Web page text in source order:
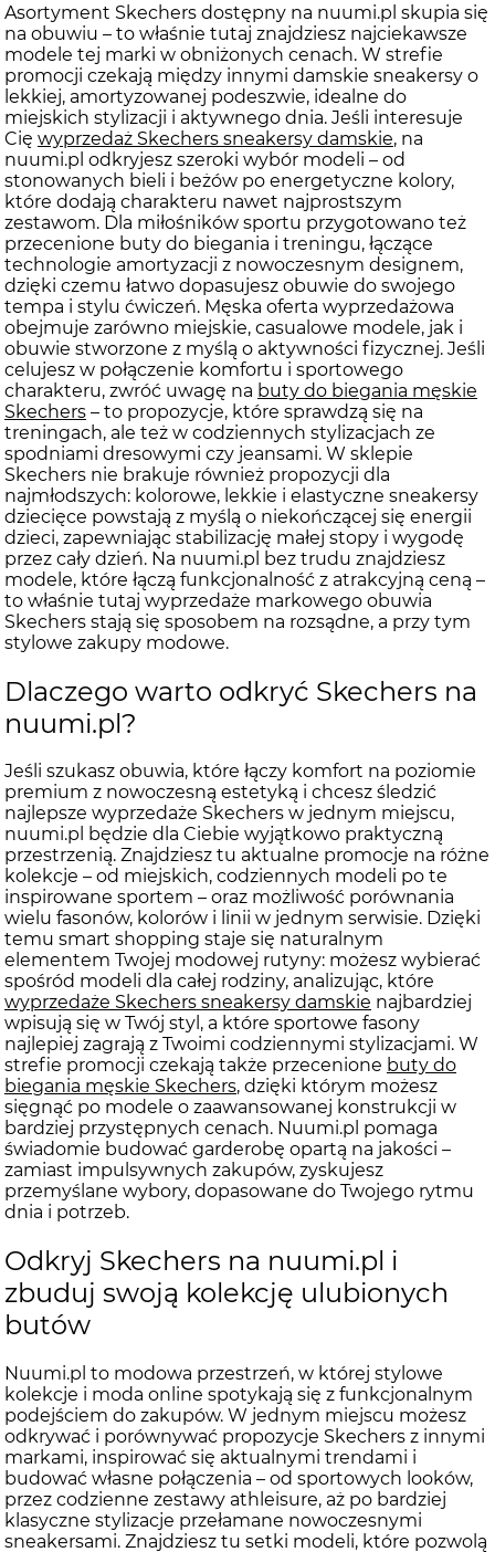
Asortyment Skechers dostępny na nuumi.pl skupia się
na obuwiu – to właśnie tutaj znajdziesz najciekawsze
modele tej marki w obniżonych cenach. W strefie
promocji czekają między innymi damskie sneakersy o
lekkiej, amortyzowanej podeszwie, idealne do
miejskich stylizacji i aktywnego dnia. Jeśli interesuje
Cię wyprzedaż Skechers sneakersy damskie, na
nuumi.pl odkryjesz szeroki wybór modeli – od
stonowanych bieli i beżów po energetyczne kolory,
które dodają charakteru nawet najprostszym
zestawom. Dla miłośników sportu przygotowano też
przecenione buty do biegania i treningu, łączące
technologie amortyzacji z nowoczesnym designem,
dzięki czemu łatwo dopasujesz obuwie do swojego
tempa i stylu ćwiczeń. Męska oferta wyprzedażowa
obejmuje zarówno miejskie, casualowe modele, jak i
obuwie stworzone z myślą o aktywności fizycznej. Jeśli
celujesz w połączenie komfortu i sportowego
charakteru, zwróć uwagę na buty do biegania męskie
Skechers – to propozycje, które sprawdzą się na
treningach, ale też w codziennych stylizacjach ze
spodniami dresowymi czy jeansami. W sklepie
Skechers nie brakuje również propozycji dla
najmłodszych: kolorowe, lekkie i elastyczne sneakersy
dziecięce powstają z myślą o niekończącej się energii
dzieci, zapewniając stabilizację małej stopy i wygodę
przez cały dzień. Na nuumi.pl bez trudu znajdziesz
modele, które łączą funkcjonalność z atrakcyjną ceną –
to właśnie tutaj wyprzedaże markowego obuwia
Skechers stają się sposobem na rozsądne, a przy tym
stylowe zakupy modowe.
Dlaczego warto odkryć Skechers na
nuumi.pl?
Jeśli szukasz obuwia, które łączy komfort na poziomie
premium z nowoczesną estetyką i chcesz śledzić
najlepsze wyprzedaże Skechers w jednym miejscu,
nuumi.pl będzie dla Ciebie wyjątkowo praktyczną
przestrzenią. Znajdziesz tu aktualne promocje na różne
kolekcje – od miejskich, codziennych modeli po te
inspirowane sportem – oraz możliwość porównania
wielu fasonów, kolorów i linii w jednym serwisie. Dzięki
temu smart shopping staje się naturalnym
elementem Twojej modowej rutyny: możesz wybierać
spośród modeli dla całej rodziny, analizując, które
wyprzedaże Skechers sneakersy damskie najbardziej
wpisują się w Twój styl, a które sportowe fasony
najlepiej zagrają z Twoimi codziennymi stylizacjami. W
strefie promocji czekają także przecenione buty do
biegania męskie Skechers, dzięki którym możesz
sięgnąć po modele o zaawansowanej konstrukcji w
bardziej przystępnych cenach. Nuumi.pl pomaga
świadomie budować garderobę opartą na jakości –
zamiast impulsywnych zakupów, zyskujesz
przemyślane wybory, dopasowane do Twojego rytmu
dnia i potrzeb.
Odkryj Skechers na nuumi.pl i
zbuduj swoją kolekcję ulubionych
butów
Nuumi.pl to modowa przestrzeń, w której stylowe
kolekcje i moda online spotykają się z funkcjonalnym
podejściem do zakupów. W jednym miejscu możesz
odkrywać i porównywać propozycje Skechers z innymi
markami, inspirować się aktualnymi trendami i
budować własne połączenia – od sportowych looków,
przez codzienne zestawy athleisure, aż po bardziej
klasyczne stylizacje przełamane nowoczesnymi
sneakersami. Znajdziesz tu setki modeli, które pozwolą